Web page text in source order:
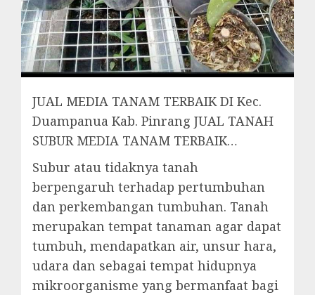
JUAL MEDIA TANAM TERBAIK DI Kec.
Duampanua Kab. Pinrang JUAL TANAH
SUBUR MEDIA TANAM TERBAIK…
Subur atau tidaknya tanah
berpengaruh terhadap pertumbuhan
dan perkembangan tumbuhan. Tanah
merupakan tempat tanaman agar dapat
tumbuh, mendapatkan air, unsur hara,
udara dan sebagai tempat hidupnya
mikroorganisme yang bermanfaat bagi